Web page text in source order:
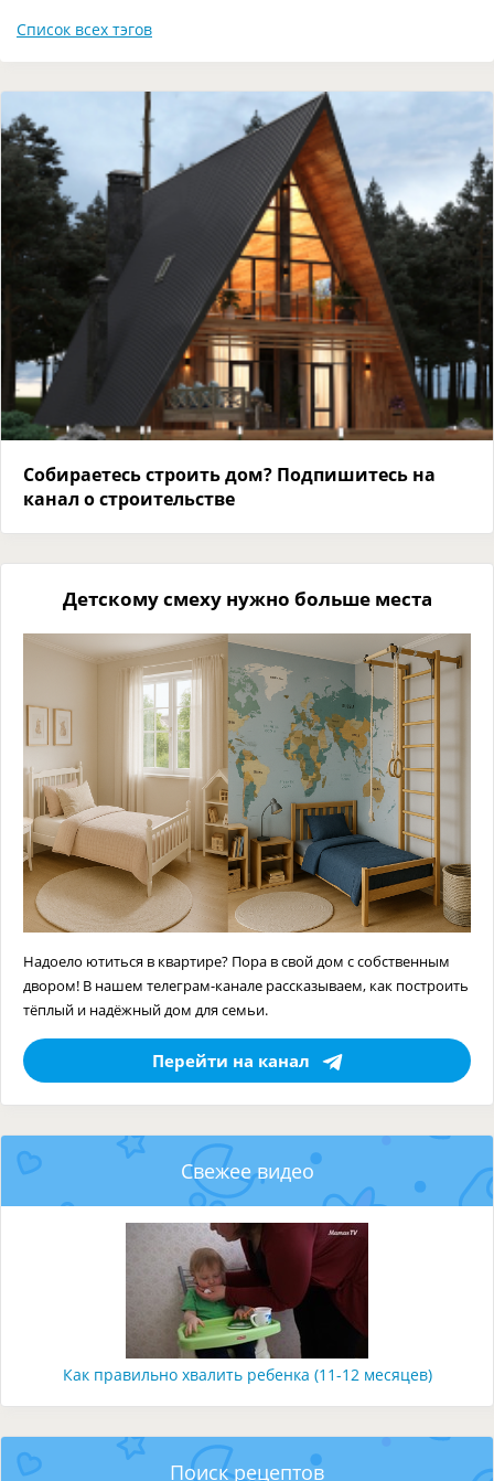
Список всех тэгов
Собираетесь строить дом? Подпишитесь на
канал о строительстве
Детскому смеху нужно больше места
Надоело ютиться в квартире? Пора в свой дом с собственным
двором! В нашем телеграм-канале рассказываем, как построить
тёплый и надёжный дом для семьи.
Перейти на канал
Свежее видео
Как правильно хвалить ребенка (11-12 месяцев)
Поиск рецептов